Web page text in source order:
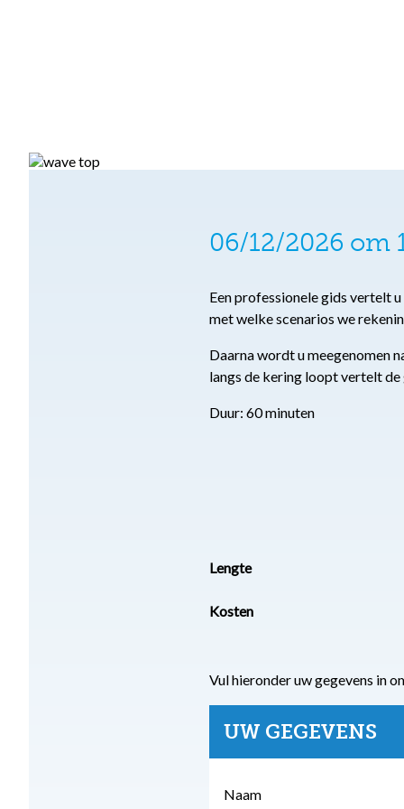
06/12/2026 om
Een professionele gids vertelt
met welke scenarios we
Daarna wordt u meegenomen
langs de kering loopt vertelt
Duur: 60 minuten
Lengte
Kosten
Vul hieronder uw gegevens in
UW GEGEVENS
Naam